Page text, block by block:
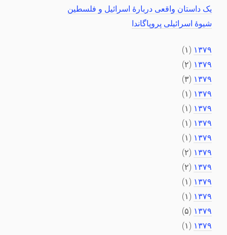
یک داستان واقعی دربارهٔ اسرائیل و فلسطین
شیوهٔ اسرائیلی پروپاگاندا
۱۳۷۹ (۱)
۱۳۷۹ (۲)
۱۳۷۹ (۳)
۱۳۷۹ (۱)
۱۳۷۹ (۱)
۱۳۷۹ (۱)
۱۳۷۹ (۱)
۱۳۷۹ (۲)
۱۳۷۹ (۲)
۱۳۷۹ (۱)
۱۳۷۹ (۱)
۱۳۷۹ (۵)
۱۳۷۹ (۱)